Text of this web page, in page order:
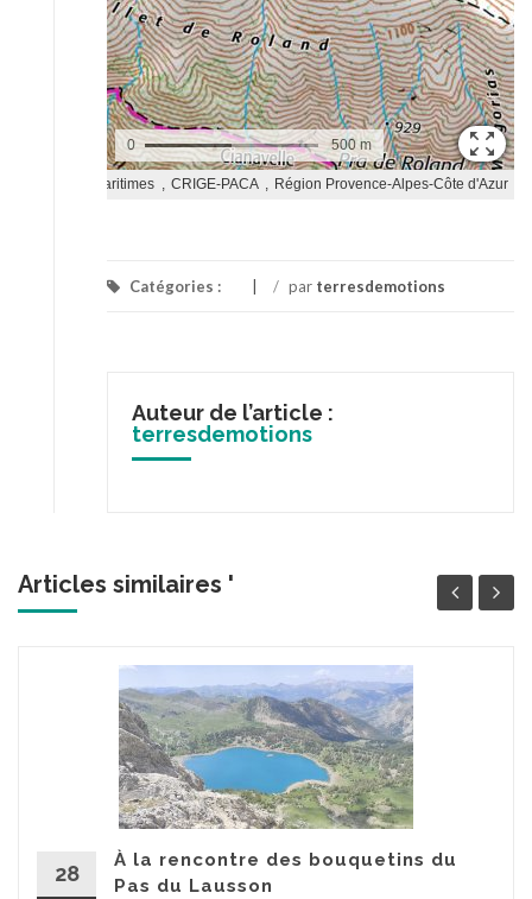
Catégories : / par terresdemotions
Auteur de l’article :
terresdemotions
Articles similaires '
28
À la rencontre des bouquetins du
Pas du Lausson